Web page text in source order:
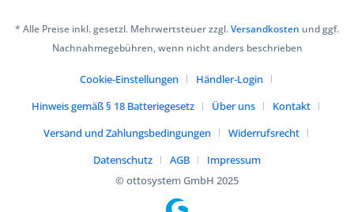
* Alle Preise inkl. gesetzl. Mehrwertsteuer zzgl.Versandkosten und ggf.
Nachnahmegebühren, wenn nicht anders beschrieben
Cookie-Einstellungen
Händler-Login
Hinweis gemäß § 18 Batteriegesetz
Über uns
Kontakt
Versand und Zahlungsbedingungen
Widerrufsrecht
Datenschutz
AGB
Impressum
© ottosystem GmbH 2025